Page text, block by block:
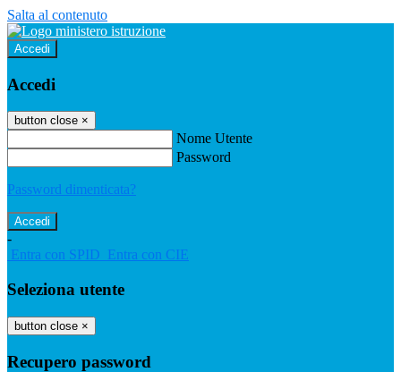
Salta al contenuto
Accedi
Accedi
button close ×
Nome Utente
Password
Password dimenticata?
-
Entra con SPID Entra con CIE
Seleziona utente
button close ×
Recupero password